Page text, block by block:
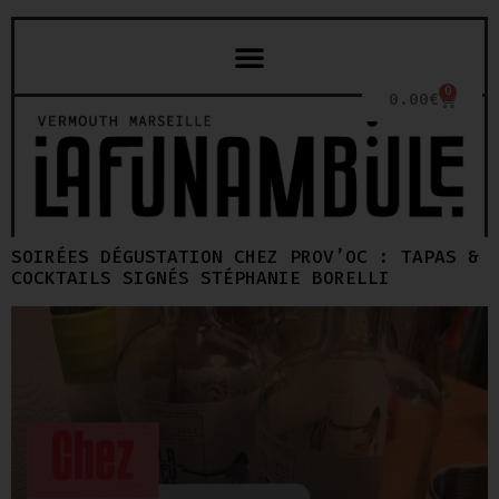
0.00€ 0
SOIRÉES DÉGUSTATION CHEZ PROV’OC : TAPAS &
COCKTAILS SIGNÉS STÉPHANIE BORELLI